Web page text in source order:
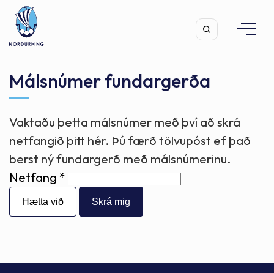
Leita
Málsnúmer fundargerða
Vaktaðu þetta málsnúmer með því að skrá
netfangið þitt hér. Þú færð tölvupóst ef það
berst ný fundargerð með málsnúmerinu.
Netfang
Hætta við